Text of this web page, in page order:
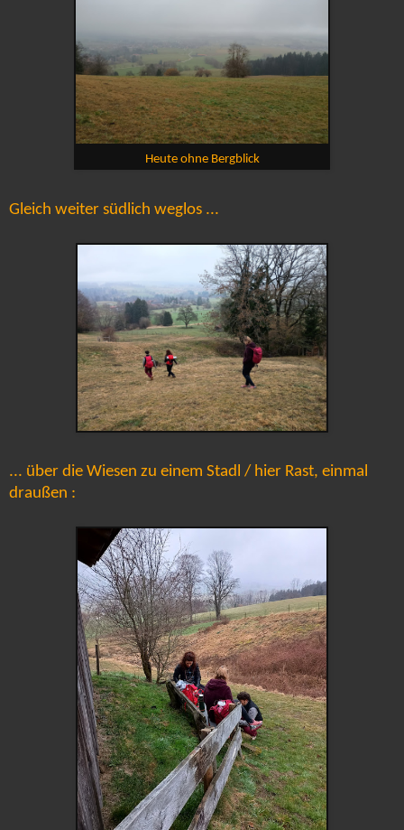
Heute ohne Bergblick
Gleich weiter südlich weglos ...
... über die Wiesen zu einem Stadl / hier Rast, einmal
draußen :